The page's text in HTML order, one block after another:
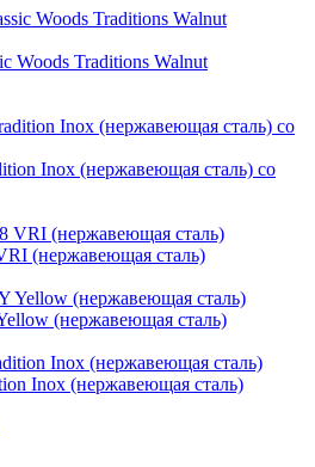
Traditions Walnut
Inox (нержавеющая сталь) со
(нержавеющая сталь)
(нержавеющая сталь)
Inox (нержавеющая сталь)